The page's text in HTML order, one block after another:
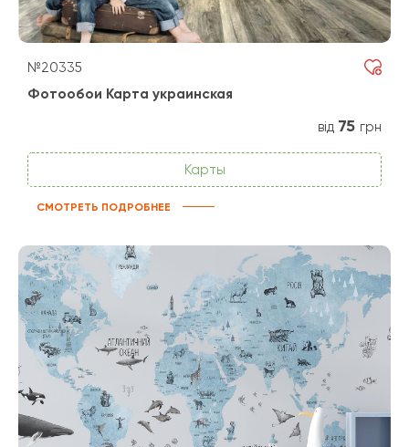
№20335
Фотообои Карта украинская
від 75 грн
Карты
СМОТРЕТЬ ПОДРОБНЕЕ